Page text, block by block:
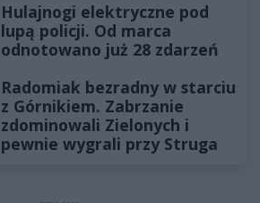
Hulajnogi elektryczne pod
lupą policji. Od marca
odnotowano już 28 zdarzeń
Radomiak bezradny w starciu
z Górnikiem. Zabrzanie
zdominowali Zielonych i
pewnie wygrali przy Struga